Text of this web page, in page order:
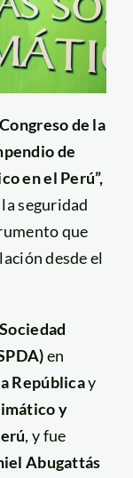
Congreso de la
de
en el Perú”,
seguridad
que
desde el
Sociedad
en
Repúblicay
y
, y fue
Abugattás